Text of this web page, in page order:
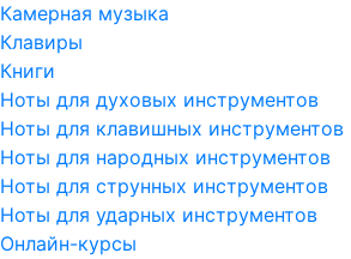
Камерная музыка
Клавиры
Книги
Ноты для духовых инструментов
Ноты для клавишных инструментов
Ноты для народных инструментов
Ноты для струнных инструментов
Ноты для ударных инструментов
Онлайн-курсы